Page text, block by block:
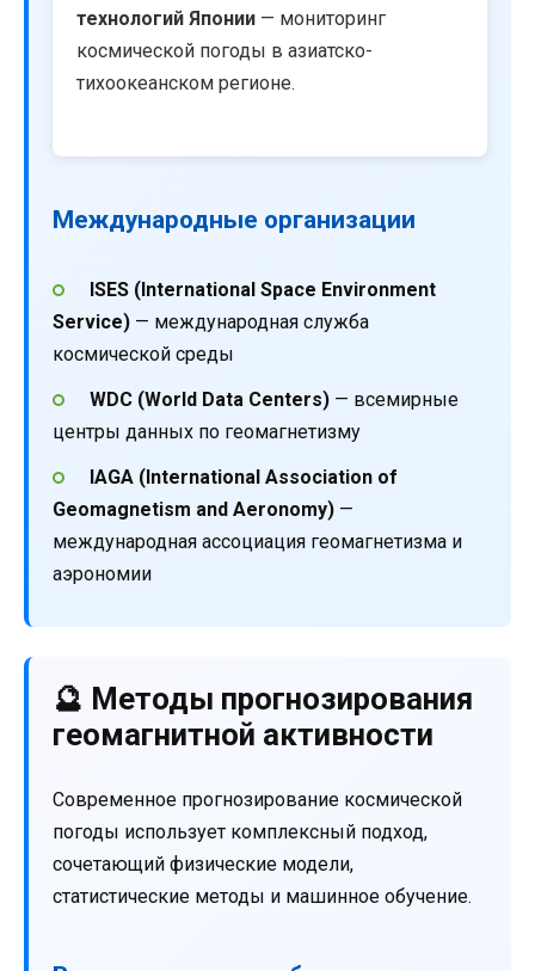
технологий Японии — мониторинг
космической погоды в азиатско-
тихоокеанском регионе.
Международные организации
ISES (International Space Environment
Service) — международная служба
космической среды
WDC (World Data Centers)— всемирные
центры данных по геомагнетизму
IAGA (International Association of
Geomagnetism and Aeronomy) —
международная ассоциация геомагнетизма и
аэрономии
🔮 Методы прогнозирования
геомагнитной активности
Современное прогнозирование космической
погоды использует комплексный подход,
сочетающий физические модели,
статистические методы и машинное обучение.